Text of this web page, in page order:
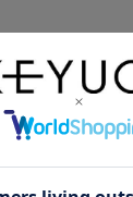
「本規約」とい
（以下「弊社」
に関し、弊社が